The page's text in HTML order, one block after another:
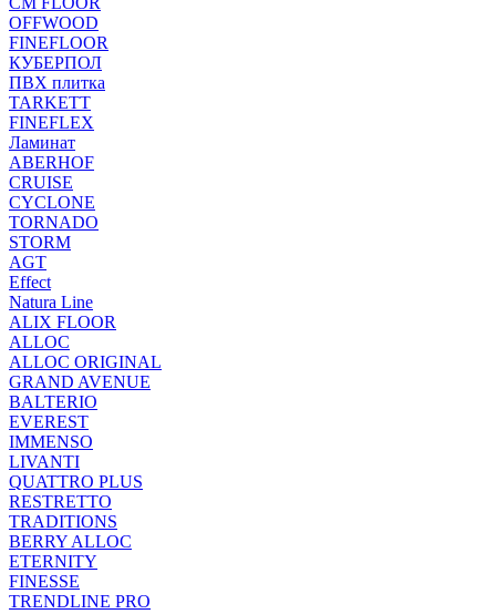
OFFWOOD
FINEFLOOR
КУБЕРПОЛ
ПВХ плитка
TARKETT
FINEFLEX
Ламинат
ABERHOF
CRUISE
CYCLONE
TORNADO
STORM
AGT
Effect
Natura Line
ALIX FLOOR
ALLOC
ALLOC ORIGINAL
GRAND AVENUE
BALTERIO
EVEREST
IMMENSO
LIVANTI
QUATTRO PLUS
RESTRETTO
TRADITIONS
BERRY ALLOC
ETERNITY
FINESSE
TRENDLINE PRO